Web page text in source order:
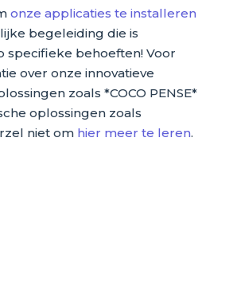
onze applicaties te installeren
begeleiding die is
specifieke behoeften! Voor
over onze innovatieve
zoals *COCO PENSE*
oplossingen zoals
niet om hier meer te leren.